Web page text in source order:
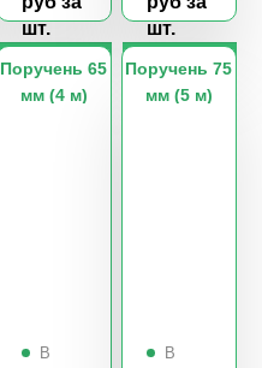
шт.
шт.
Поручень 65
мм (4 м)
Поручень 75
мм (5 м)